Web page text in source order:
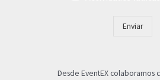
Enviar
Desde EventEX